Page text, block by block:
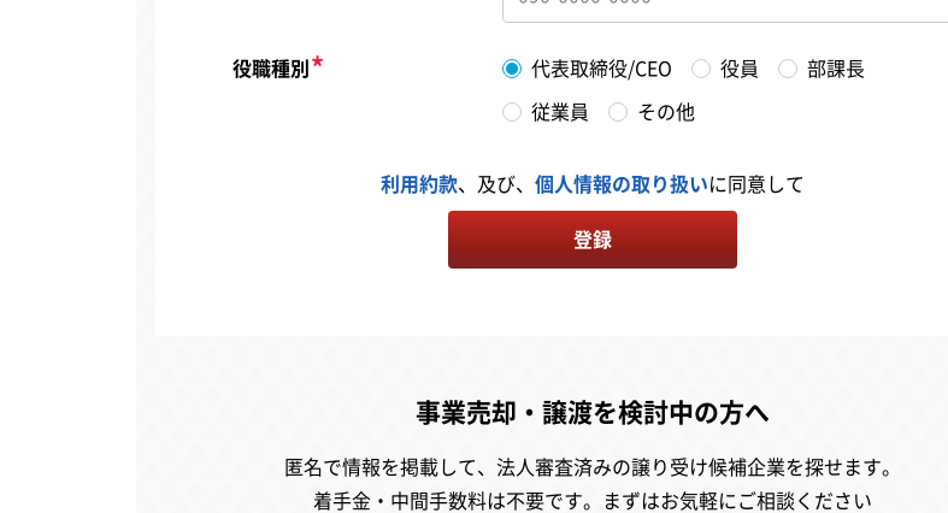
役職種別 代表取締役/CEO 役員 部課長
従業員 その他
利用約款、及び、 個人情報の取り扱いに同意して
登録
事業売却・譲渡を検討中の方へ
匿名で情報を掲載して、 法人審査済みの譲り受け候補企業を探せます。
着手金・中間手数料は不要です。
まずはお気軽にご相談ください